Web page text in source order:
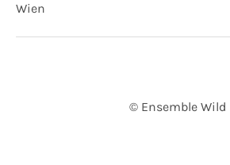
Wien
© Ensemble Wild